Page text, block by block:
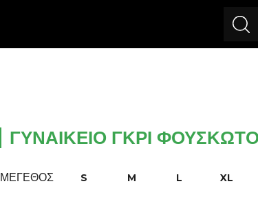
ΓΥΝΑΙΚΕΊΟ ΓΚΡΙ
ΜΕΓΕΘΟΣ S M L XL